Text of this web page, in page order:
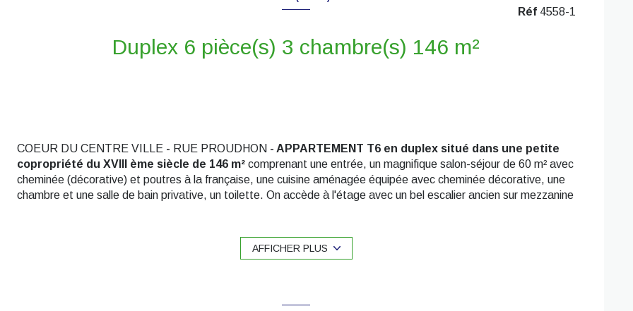
Duplex 6 pièce(s) 3 chambre(s) 146 m²
Réf 4558-1
COEUR DU CENTRE VILLE - RUE PROUDHON - APPARTEMENT T6 en duplex situé dans une petite
copropriété du XVIII ème siècle de 146 m² comprenant une entrée, un magnifique salon-séjour de 60 m² avec
cheminée (décorative) et poutres à la française, une cuisine aménagée équipée avec cheminée décorative, une
chambre et une salle de bain privative, un toilette. On accède à l'étage avec un bel escalier ancien sur mezzanine
€ - N'hésitez pas à contacter Véronique au 06.08.85.71.80.
AFFICHER PLUS